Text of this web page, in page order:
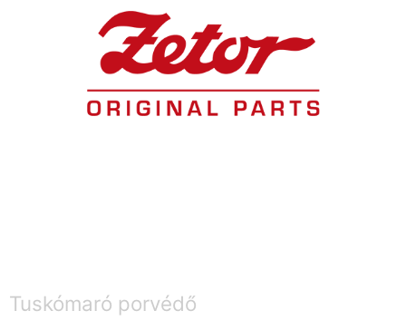
Tuskómaró porvédő